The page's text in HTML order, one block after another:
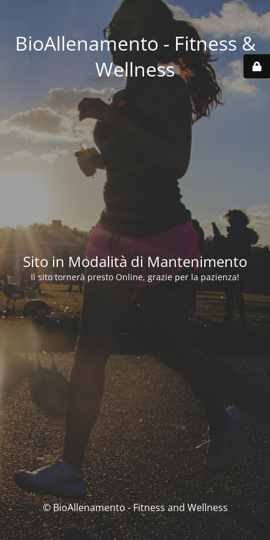
BioAllenamento - Fitness &
Wellness
Sito in Modalità di Mantenimento
Il sito tornerà presto Online, grazie per la pazienza!
© BioAllenamento - Fitness and Wellness